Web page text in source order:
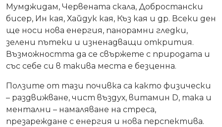
Мумджидам, Червената скала, Добростански
бисер, Ин кая, Хайдук кая, Къз кая и др. Всеки ден
ще носи нова енергия, панорамни гледки,
зелени пътеки и изненадващи открития.
Възможността да се свържете с природата и
със себе си в такива места е безценна.
Ползите от тази почивка са както физически
– раздвижване, чист въздух, витамин D, така и
ментални – намаляване на стреса,
презареждане с енергия и нова перспектива.